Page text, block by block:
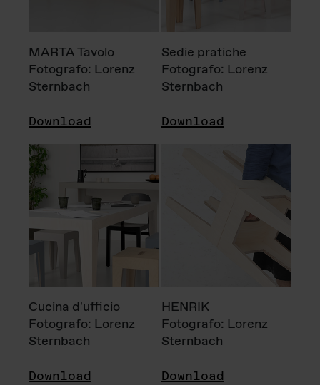
MARTA Tavolo
Fotografo: Lorenz
Sternbach
Download
Sedie pratiche
Fotografo: Lorenz
Sternbach
Download
Cucina d'ufficio
Fotografo: Lorenz
Sternbach
Download
HENRIK
Fotografo: Lorenz
Sternbach
Download